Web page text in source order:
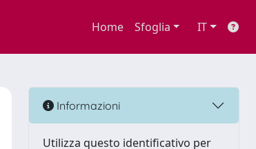
Home Sfoglia IT
Informazioni
Utilizza questo identificativo per